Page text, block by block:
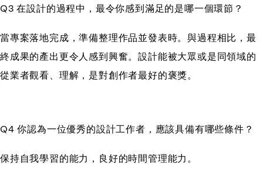
Q3 在設計的過程中，最令你感到滿足的是哪一個環節？
當專案落地完成，準備整理作品並發表時。與過程相比，最
終成果的產出更令人感到興奮。設計能被大眾或是同領域的
從業者觀看、理解，是對創作者最好的褒獎。
Q4 你認為一位優秀的設計工作者，應該具備有哪些條件？
保持自我學習的能力，良好的時間管理能力。